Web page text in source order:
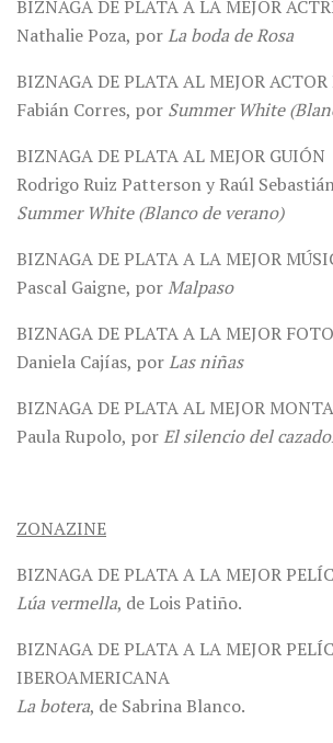
BIZNAGA DE PLATA A LA MEJOR
Nathalie Poza, porLa boda de Rosa
BIZNAGA DE PLATA AL MEJOR ACTOR
Fabián Corres, por Summer White
BIZNAGA DE PLATA AL MEJOR GUIÓN
Rodrigo Ruiz Patterson y Raúl
Summer White (Blanco de verano)
BIZNAGA DE PLATA A LA MEJOR
Pascal Gaigne, porMalpaso
BIZNAGA DE PLATA A LA MEJOR
Daniela Cajías, porLas niñas
BIZNAGA DE PLATA AL MEJOR
Paula Rupolo, porEl silencio del
ZONAZINE
BIZNAGA DE PLATA A LA MEJOR
Lúa vermella, de Lois Patiño.
BIZNAGA DE PLATA A LA MEJOR
IBEROAMERICANA
La botera, de Sabrina Blanco.